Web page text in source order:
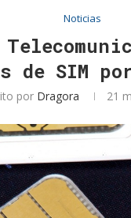
Noticias
de SIM
por Dragora 21